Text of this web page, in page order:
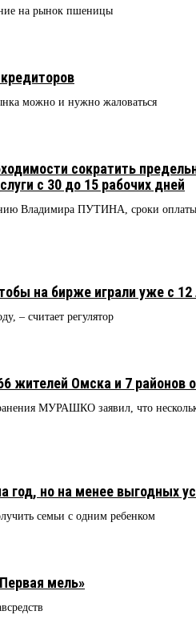
на рынок пшеницы
можно и нужно жаловаться
сократить
с 30 до 15 рабочих дней
Владимира ПУТИНА, сроки оплаты
на бирже играли уже с 12
– считает регулятор
жителей Омска и 7 районов
МУРАШКО заявил, что
год, но на менее выгодных
семьи с одним ребенком
мель»